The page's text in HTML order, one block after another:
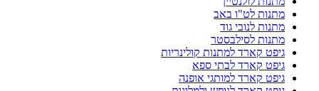
מתנות לט"ו באב
מתנות לנובי גוד
מתנות לסילבסטר
גיפט קארד למתנות קולינריות
גיפט קארד לבתי ספא
גיפט קארד למותגי אופנה